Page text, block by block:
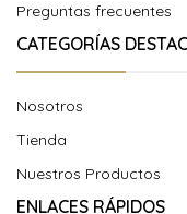
Preguntas frecuentes
CATEGORÍAS
Nosotros
Tienda
Nuestros Productos
ENLACES RÁPIDOS